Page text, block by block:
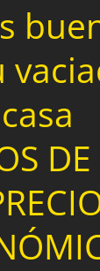
casa
DE